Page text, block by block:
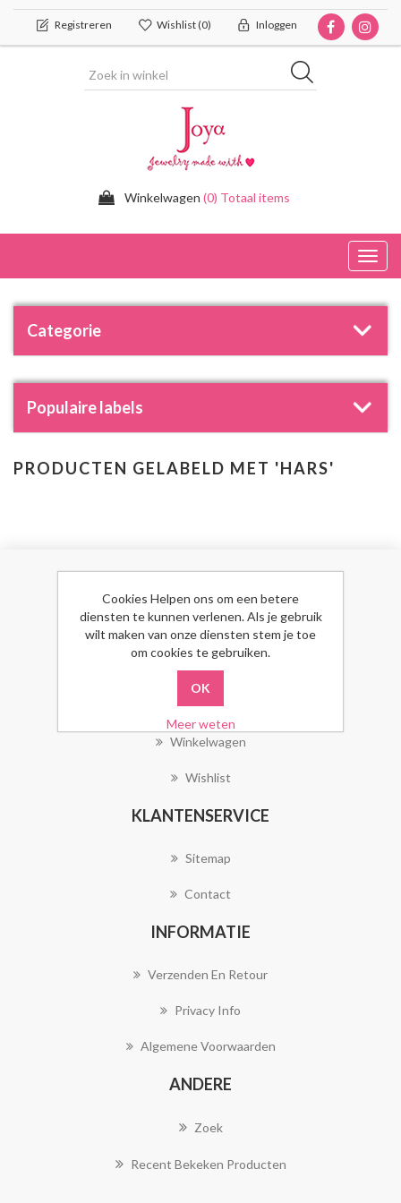
Registreren Wishlist(0) Inloggen
Winkelwagen (0) Totaal items
Categorie
Populaire labels
PRODUCTEN GELABELD MET 'HARS'
MIJN ACCOUNT
Mijn Account
Bestellingen
Klant Adressen
Winkelwagen
Wishlist
KLANTENSERVICE
Sitemap
Contact
INFORMATIE
Verzenden En Retour
Privacy Info
Algemene Voorwaarden
ANDERE
Zoek
Recent Bekeken Producten
Cookies Helpen ons om een betere
diensten te kunnen verlenen. Als je gebruik
wilt maken van onze diensten stem je toe
om cookies te gebruiken.
Meer weten